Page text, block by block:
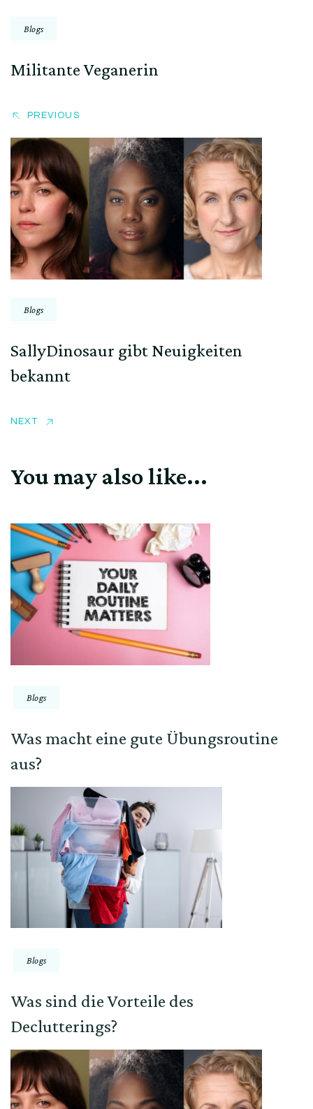
Blogs
Militante Veganerin
PREVIOUS
Blogs
SallyDinosaur gibt Neuigkeiten
bekannt
NEXT
You may also like...
Blogs
Was macht eine gute Übungsroutine
aus?
Blogs
Was sind die Vorteile des
Declutterings?